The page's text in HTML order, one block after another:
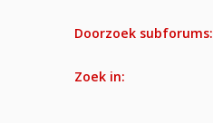
Doorzoek subforums:
Zoek in: